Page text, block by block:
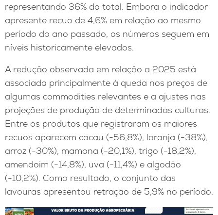
representando 36% do total. Embora o indicador
apresente recuo de 4,6% em relação ao mesmo
período do ano passado, os números seguem em
níveis historicamente elevados.
A redução observada em relação a 2025 está
associada principalmente à queda nos preços de
algumas commodities relevantes e a ajustes nas
projeções de produção de determinadas culturas.
Entre os produtos que registraram os maiores
recuos aparecem cacau (-56,8%), laranja (-38%),
arroz (-30%), mamona (-20,1%), trigo (-18,2%),
amendoim (-14,8%), uva (-11,4%) e algodão
(-10,2%). Como resultado, o conjunto das
lavouras apresentou retração de 5,9% no período.